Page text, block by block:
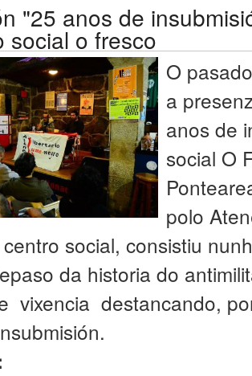
"25 anos de
social o fresco
O
a
anos de
social O
polo
social, consistiu
da historia do
vixencia destancando,